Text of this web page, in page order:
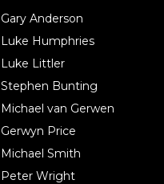
Gary Anderson
Luke Humphries
Luke Littler
Stephen Bunting
Michael van Gerwen
Gerwyn Price
Michael Smith
Peter Wright